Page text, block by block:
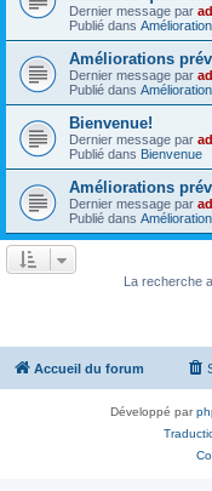
Dernier message par
Publié dans
Améliorations
Dernier message par
Publié dans
Bienvenue!
Dernier message par
Publié dans Bienvenue
Améliorations
Dernier message par
Publié dans
La recherche
Accueil du forum
Développé par